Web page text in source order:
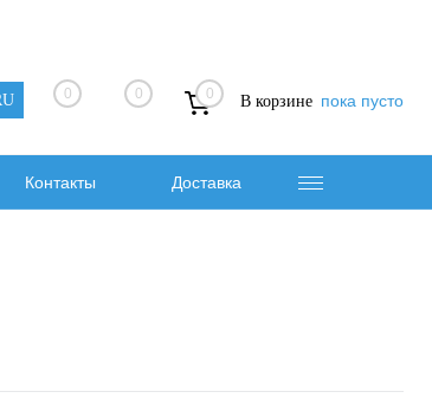
0 0 0 В корзине пока пусто
Контакты Доставка